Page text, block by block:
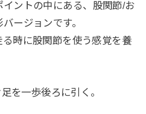
イントの中にある、股関節/お
ージョンです。
る 時に股関節を使う感覚を養
を一歩後ろに引く。